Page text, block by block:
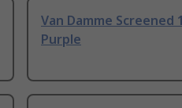
Van Damme Screened
Purple